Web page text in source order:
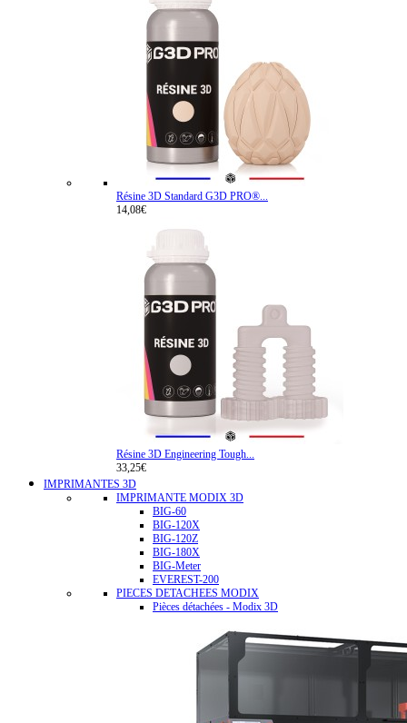
Résine 3D Standard G3D PRO®...
14,08€
Résine 3D Engineering Tough...
33,25€
IMPRIMANTES 3D
IMPRIMANTE MODIX 3D
BIG-60
BIG-120X
BIG-120Z
BIG-180X
BIG-Meter
EVEREST-200
PIECES DETACHEES MODIX
Pièces détachées - Modix 3D